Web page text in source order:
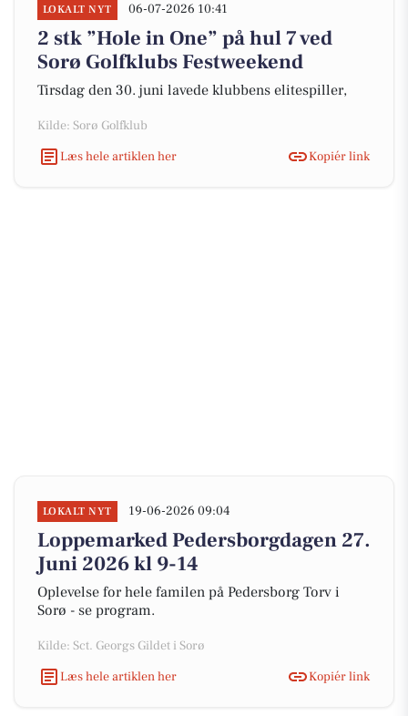
LOKALT NYT 06-07-2026 10:41
2 stk ”Hole in One” på hul 7 ved
Sorø Golfklubs Festweekend
Tirsdag den 30. juni lavede klubbens elitespiller,
Kilde: Sorø Golfklub
Læs hele artiklen her
Kopiér link
LOKALT NYT 19-06-2026 09:04
Loppemarked Pedersborgdagen 27.
Juni 2026 kl 9-14
Oplevelse for hele familen på Pedersborg Torv i
Sorø - se program.
Kilde: Sct. Georgs Gildet i Sorø
Læs hele artiklen her
Kopiér link